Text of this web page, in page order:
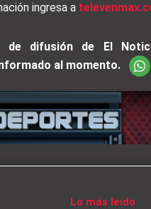
ingresa a
de difusión de El
al momento.
Lo más leído